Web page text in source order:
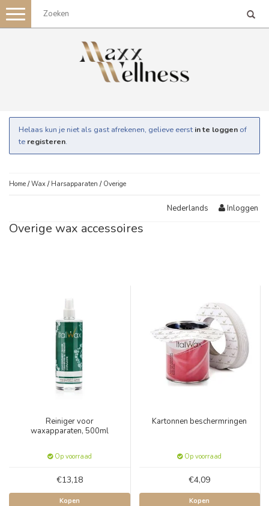
Toggle
navigation
Helaas kun je niet als gast afrekenen, gelieve eerst in te loggen of
te registeren.
Home /Wax / Harsapparaten / Overige
Nederlands Inloggen
Overige wax accessoires
Reiniger voor
waxapparaten, 500ml
Op voorraad
€13,18
Kopen
Kartonnen beschermringen
Op voorraad
€4,09
Kopen